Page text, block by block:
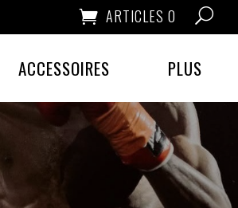
ARTICLES 0
ACCESSOIRES PLUS